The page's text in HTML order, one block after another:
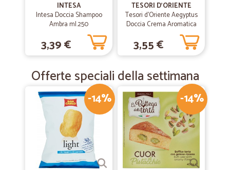
INTESA
Intesa Doccia Shampoo
Ambra ml.250
3,39 €
TESORI D'ORIENTE
Tesori d'Oriente Aegyptus
Doccia Crema Aromatica
Giglio blu del Nilo e Latte di
Papiro 250 ml.
3,55 €
Offerte speciali della settimana
-14% -14%